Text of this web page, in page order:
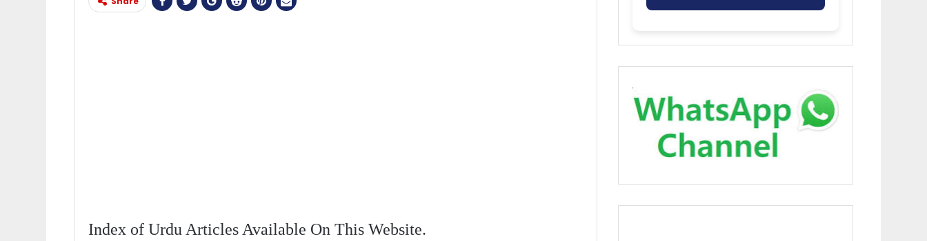
Index of Urdu Articles Available On This Website.